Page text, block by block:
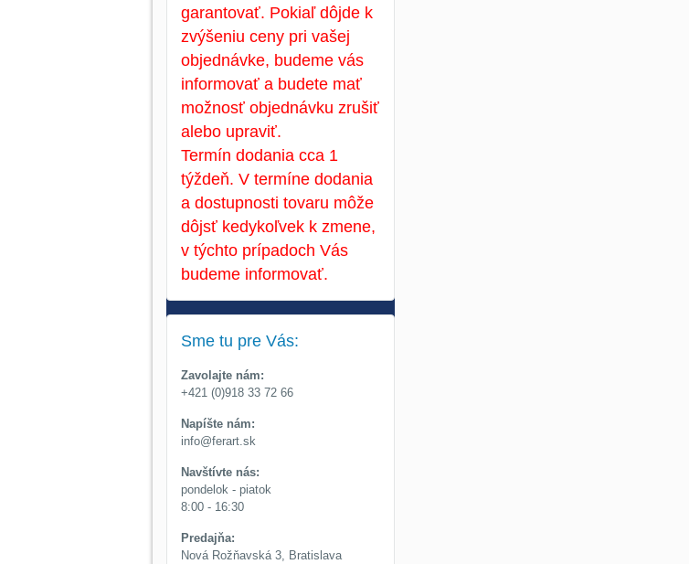
garantovať. Pokiaľ dôjde k
zvýšeniu ceny pri vašej
objednávke, budeme vás
informovať a budete mať
možnosť objednávku zrušiť
alebo upraviť.
Termín dodania cca 1
týždeň. V termíne dodania
a dostupnosti tovaru môže
dôjsť kedykoľvek k zmene,
v týchto prípadoch Vás
budeme informovať.
Sme tu pre Vás:
Zavolajte nám:
+421 (0)918 33 72 66
Napíšte nám:
info@ferart.sk
Navštívte nás:
pondelok - piatok
8:00 - 16:30
Predajňa:
Nová Rožňavská 3, Bratislava